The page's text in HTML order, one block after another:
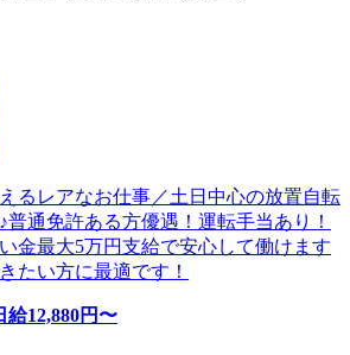
るレアなお仕事／土日中心の放置自転
通免許ある方優遇！運転手当あり！
金最大5万円支給で安心して働けます
たい方に最適です！
給12,880円〜